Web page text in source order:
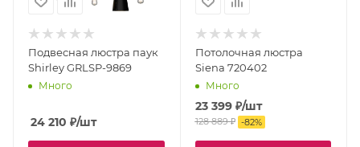
Подвесная люстра паук
Shirley GRLSP-9869
Много
24 210 ₽/шт
Потолочная люстра
Siena 720402
Много
23 399₽/шт
128 889₽ -82%